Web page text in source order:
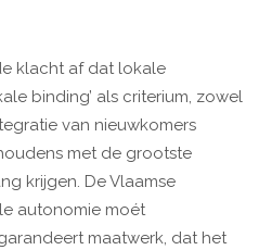
klacht af dat lokale
binding’ als criterium, zowel
van nieuwkomers
met de grootste
krijgen. De Vlaamse
autonomie moét
maatwerk, dat het